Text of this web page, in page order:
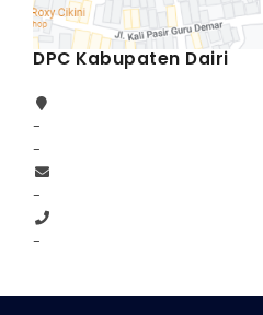
DPC Kabupaten Dairi
-
-
-
-